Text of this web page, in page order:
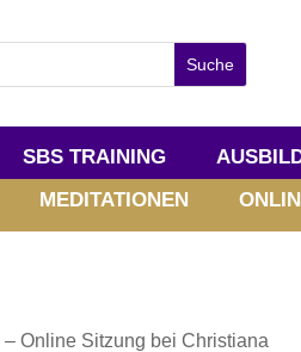
SBS TRAINING
MEDITATIONEN
Online Sitzung bei Christiana